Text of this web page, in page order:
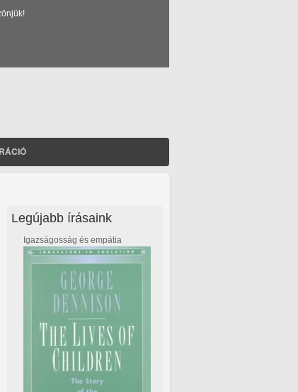
Legújabb írásaink
Igazságosság és empátia